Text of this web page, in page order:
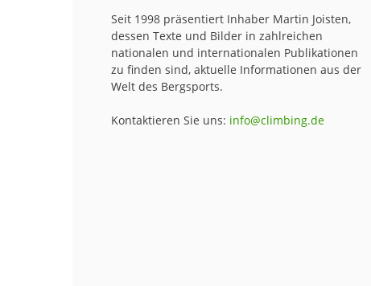
Seit 1998 präsentiert Inhaber Martin Joisten,
dessen Texte und Bilder in zahlreichen
nationalen und internationalen Publikationen
zu finden sind, aktuelle Informationen aus der
Welt des Bergsports.
Kontaktieren Sie uns: info@climbing.de